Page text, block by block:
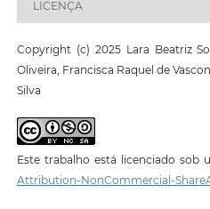
LICENÇA
Copyright (c) 2025 Lara Beatriz
Oliveira, Francisca Raquel de
Silva
Este trabalho está licenciado sob
Attribution-NonCommercial-